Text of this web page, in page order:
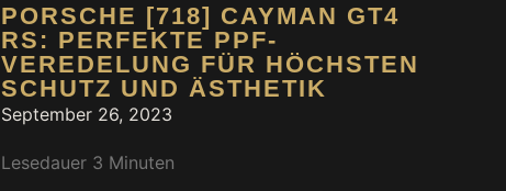
PORSCHE [718] CAYMAN GT4
RS: PERFEKTE PPF-
VEREDELUNG FÜR HÖCHSTEN
SCHUTZ UND ÄSTHETIK
September 26, 2023
Lesedauer 3 Minuten